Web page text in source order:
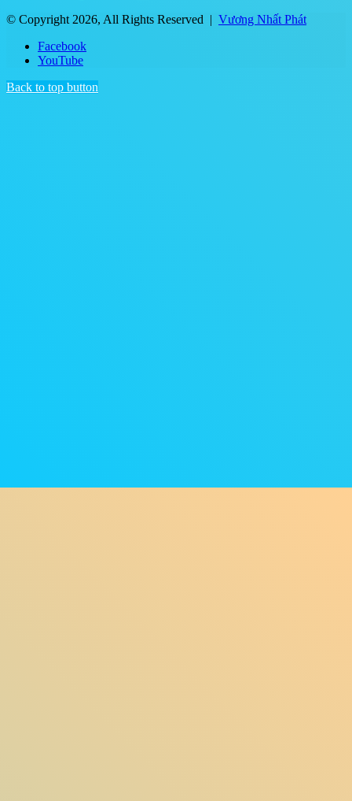
© Copyright 2026, All Rights Reserved | Vương Nhất Phát
Facebook
YouTube
Back to top button